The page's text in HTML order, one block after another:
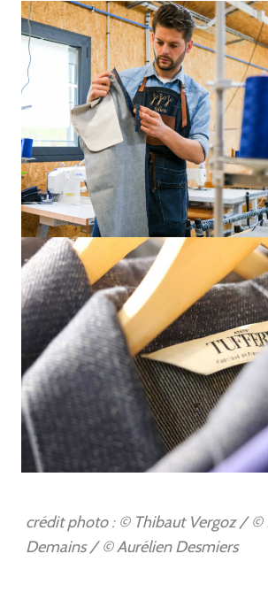
crédit photo : © Thibaut Vergoz / ©
Demains / © Aurélien Desmiers